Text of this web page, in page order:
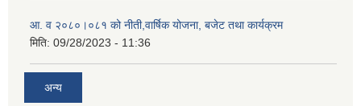
आ. व २०८०।०८१ को नीती,वार्षिक योजना, बजेट तथा कार्यक्रम
मिति: 09/28/2023 - 11:36
अन्य